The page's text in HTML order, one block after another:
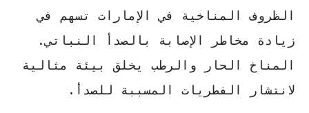
الظروف المناخية في الإمارات تسهم في
زيادة مخاطر الإصابة بالصدأ النباتي.
المناخ الحار والرطب يخلق بيئة مثالية
لانتشار الفطريات المسببة للصدأ.